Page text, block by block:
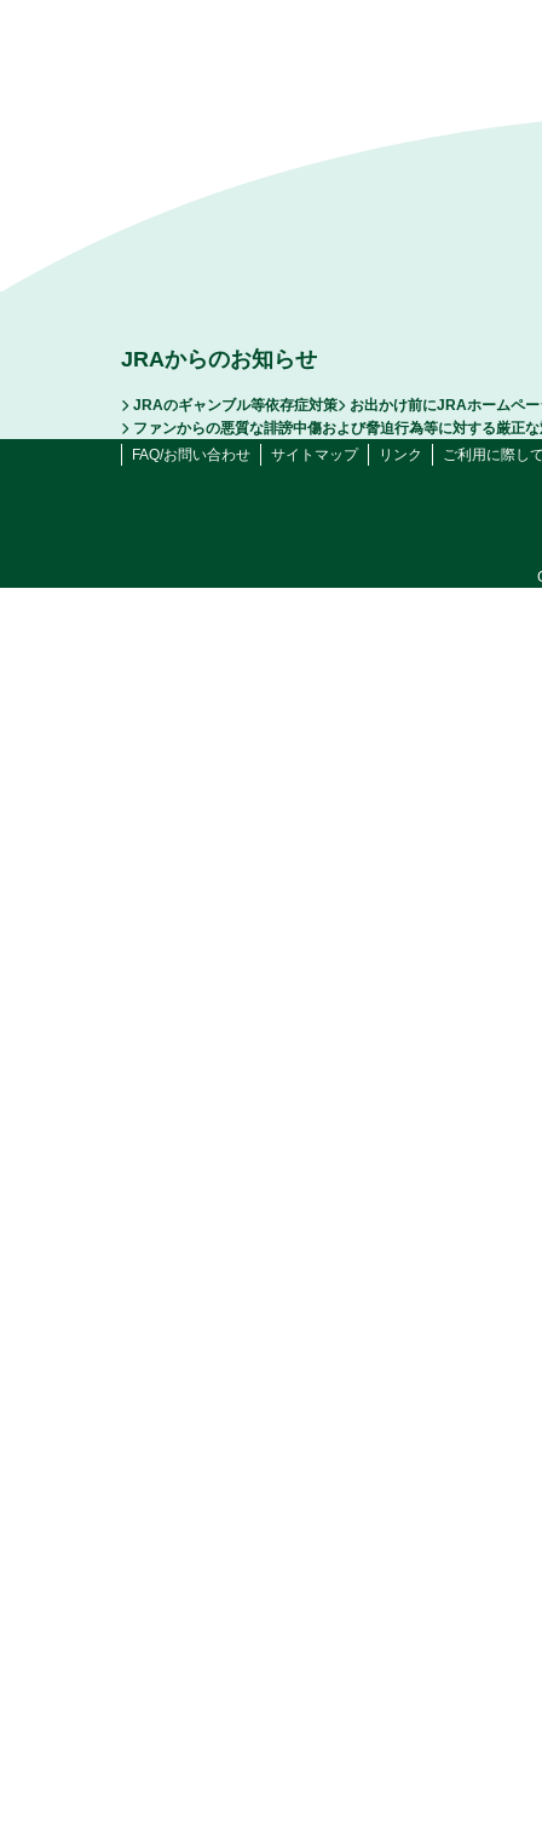
JRAからのお知らせ
JRAのギャンブル等依存症対策
お出かけ前にJRAホームペ
ファンからの悪質な誹謗中傷および脅迫行為等に対する厳正
FAQ/お問い合わせ
サイトマップ リンク ご利用に際し